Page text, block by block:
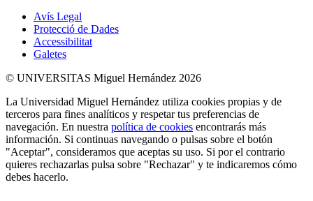
Avís Legal
Protecció de Dades
Accessibilitat
Galetes
© UNIVERSITAS Miguel Hernández 2026
La Universidad Miguel Hernández utiliza cookies propias y de
terceros para fines analíticos y respetar tus preferencias de
navegación. En nuestra política de cookies encontrarás más
información. Si continuas navegando o pulsas sobre el botón
"Aceptar", consideramos que aceptas su uso. Si por el contrario
quieres rechazarlas pulsa sobre "Rechazar" y te indicaremos cómo
debes hacerlo.